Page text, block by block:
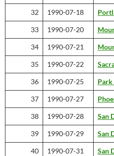
32 1990-07-18
33 1990-07-20
34 1990-07-21
35 1990-07-22
36 1990-07-25 Park
37 1990-07-27
38 1990-07-28 San
39 1990-07-29 San
40 1990-07-31 San